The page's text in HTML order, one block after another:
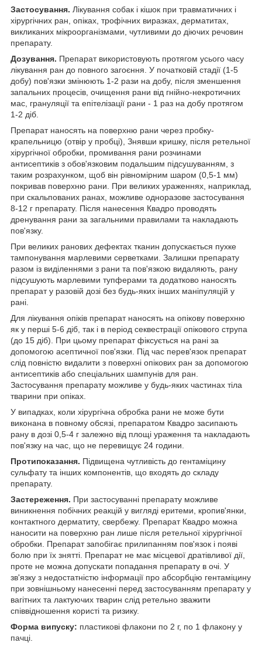
Застосування. Лікування собак і кішок при травматичних і
хірургічних ран, опіках, трофічних виразках, дерматитах,
викликаних мікроорганізмами, чутливими до діючих речовин
препарату.
Дозування. Препарат використовують протягом усього часу
лікування ран до повного загоєння. У початковій стадії (1-5
добу) пов'язки змінюють 1-2 рази на добу, після зменшення
запальних процесів, очищення рани від гнійно-некротичних
мас, грануляції та епітелізації рани - 1 раз на добу протягом
1-2 діб.
Препарат наносять на поверхню рани через пробку-
крапельницю (отвір у пробці), Знявши кришку, після ретельної
хірургічної обробки, промивання рани розчинами
антисептиків з обов'язковим подальшим підсушуванням, з
таким розрахунком, щоб він рівномірним шаром (0,5-1 мм)
покривав поверхню рани. При великих ураженнях, наприклад,
при скальпованих ранах, можливе одноразове застосування
8-12 г препарату. Після нанесення Квадро проводять
дренування рани за загальними правилами та накладають
пов'язку.
При великих ранових дефектах тканин допускається пухке
тампонування марлевими серветками. Залишки препарату
разом із виділеннями з рани та пов'язкою видаляють, рану
підсушують марлевими тупферами та додатково наносять
препарат у разовій дозі без будь-яких інших маніпуляцій у
рані.
Для лікування опіків препарат наносять на опікову поверхню
як у перші 5-6 діб, так і в період секвестрації опікового струпа
(до 15 діб). При цьому препарат фіксується на рані за
допомогою асептичної пов'язки. Під час перев'язок препарат
слід повністю видалити з поверхні опікових ран за допомогою
антисептиків або спеціальних шампунів для ран.
Застосування препарату можливе у будь-яких частинах тіла
тварини при опіках.
У випадках, коли хірургічна обробка рани не може бути
виконана в повному обсязі, препаратом Квадро засипають
рану в дозі 0,5-4 г залежно від площі ураження та накладають
пов'язку на час, що не перевищує 24 години.
Протипоказання. Підвищена чутливість до гентаміцину
сульфату та інших компонентів, що входять до складу
препарату.
Застереження. При застосуванні препарату можливе
виникнення побічних реакцій у вигляді еритеми, кропив'янки,
контактного дерматиту, свербежу. Препарат Квадро можна
наносити на поверхню ран лише після ретельної хірургічної
обробки. Препарат запобігає прилипанням пов'язок і появі
болю при їх знятті. Препарат не має місцевої дратівливої дії,
проте не можна допускати попадання препарату в очі. У
зв'язку з недостатністю інформації про абсорбцію гентаміцину
при зовнішньому нанесенні перед застосуванням препарату у
вагітних та лактуючих тварин слід ретельно зважити
співвідношення користі та ризику.
Форма випуску: пластикові флакони по 2 г, по 1 флакону у
пачці.